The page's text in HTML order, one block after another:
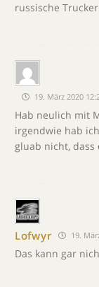
russische
19. März 2020
Hab neulich mit
irgendwie hab
gluab nicht,
Lofwyr 19.
Das kann gar